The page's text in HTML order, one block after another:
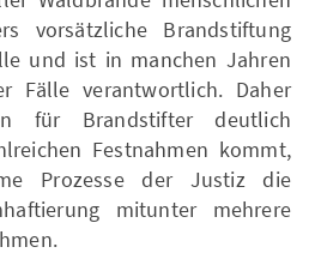
vorsätzliche Brandstiftung
und ist in manchen Jahren
verantwortlich. Daher
für Brandstifter deutlich
Festnahmen kommt,
Prozesse der Justiz die
mitunter mehrere